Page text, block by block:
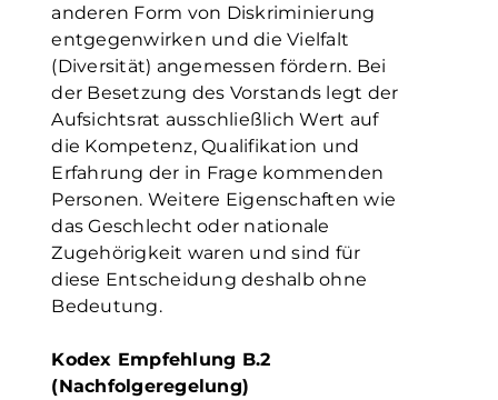
anderen Form von Diskriminierung
entgegenwirken und die Vielfalt
(Diversität) angemessen fördern. Bei
der Besetzung des Vorstands legt der
Aufsichtsrat ausschließlich Wert auf
die Kompetenz, Qualifikation und
Erfahrung der in Frage kommenden
Personen. Weitere Eigenschaften wie
das Geschlecht oder nationale
Zugehörigkeit waren und sind für
diese Entscheidung deshalb ohne
Bedeutung.
Kodex Empfehlung B.2
(Nachfolgeregelung)